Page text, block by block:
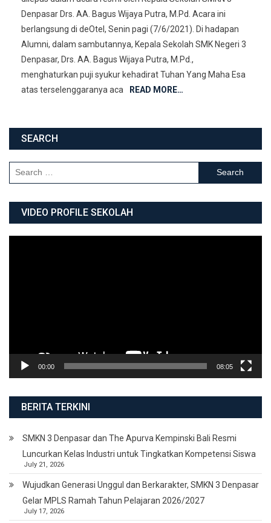
Denpasar Drs. AA. Bagus Wijaya Putra, M.Pd. Acara ini
berlangsung di deOtel, Senin pagi (7/6/2021). Di hadapan
Alumni, dalam sambutannya, Kepala Sekolah SMK Negeri 3
Denpasar, Drs. AA. Bagus Wijaya Putra, M.Pd.,
menghaturkan puji syukur kehadirat Tuhan Yang Maha Esa
atas terselenggaranya aca
READ MORE…
SEARCH
Search for:
VIDEO PROFILE SEKOLAH
00:00 08:05
BERITA TERKINI
SMKN 3 Denpasar dan The Apurva Kempinski Bali Resmi
Luncurkan Kelas Industri untuk Tingkatkan Kompetensi Siswa
July 21, 2026
Wujudkan Generasi Unggul dan Berkarakter, SMKN 3 Denpasar
Gelar MPLS Ramah Tahun Pelajaran 2026/2027
July 17, 2026